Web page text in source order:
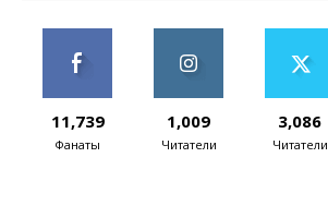
11,739
Фанаты
1,009
Читатели
3,086
Читатели